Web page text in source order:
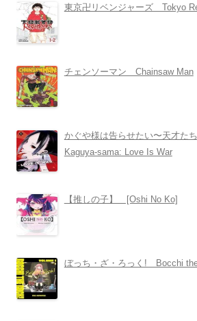
東京卍リベンジャーズ Tokyo
チェンソーマン Chainsaw Man
かぐや様は告らせたい〜天才た
Kaguya-sama: Love Is War
【推しの子】 [Oshi No Ko]
ぼっち・ざ・ろっく! Bocchi